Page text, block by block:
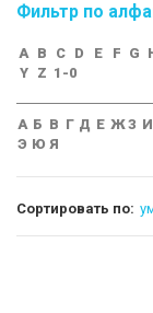
Фильтр по
A B C D E F G
Y
Z 1-0
А Б В Г Д Е ЖЗ И
Э Ю Я
Сортировать по: